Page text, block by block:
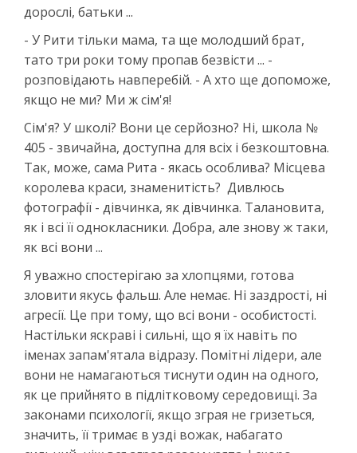
дорослі, батьки ...
- У Рити тільки мама, та ще молодший брат,
тато три роки тому пропав безвісти ... -
розповідають навперебій. - А хто ще допоможе,
якщо не ми? Ми ж сім'я!
Сім'я? У школі? Вони це серйозно? Ні, школа №
405 - звичайна, доступна для всіх і безкоштовна.
Так, може, сама Рита - якась особлива? Місцева
королева краси, знаменитість? Дивлюсь
фотографії - дівчинка, як дівчинка. Талановита,
як і всі її однокласники. Добра, але знову ж таки,
як всі вони ...
Я уважно спостерігаю за хлопцями, готова
зловити якусь фальш. Але немає. Ні заздрості, ні
агресії. Це при тому, що всі вони - особистості.
Настільки яскраві і сильні, що я їх навіть по
іменах запам'ятала відразу. Помітні лідери, але
вони не намагаються тиснути один на одного,
як це прийнято в підлітковому середовищі. За
законами психології, якщо зграя не гризеться,
значить, її тримає в узді вожак, набагато